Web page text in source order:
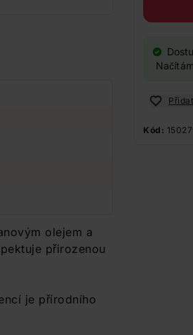
olejem a
přirozenou
je přírodního
Načítám
Kód: